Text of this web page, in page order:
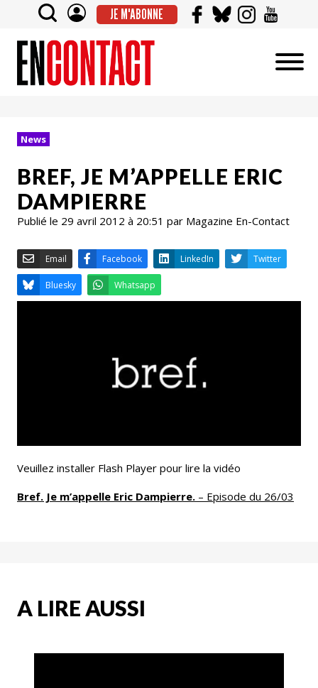
JE M'ABONNE
News
BREF, JE M’APPELLE ERIC
DAMPIERRE
Publié le 29 avril 2012 à 20:51 par Magazine En-Contact
Whatsapp
Veuillez installer Flash Player pour lire la vidéo
Bref. Je m’appelle Eric Dampierre. – Episode du 26/03
A LIRE AUSSI